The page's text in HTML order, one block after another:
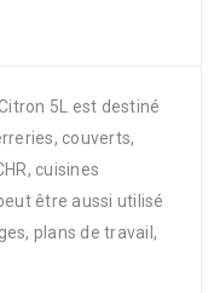
5L est destiné
couverts,
cuisines
être aussi utilisé
plans de travail,